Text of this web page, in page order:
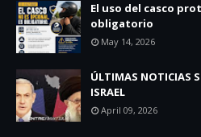
El uso del casco
obligatorio
May 14, 2026
ÚLTIMAS NOTICIAS
ISRAEL
April 09, 2026